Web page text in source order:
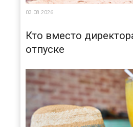
03.08.2026
Кто вместо
отпуске